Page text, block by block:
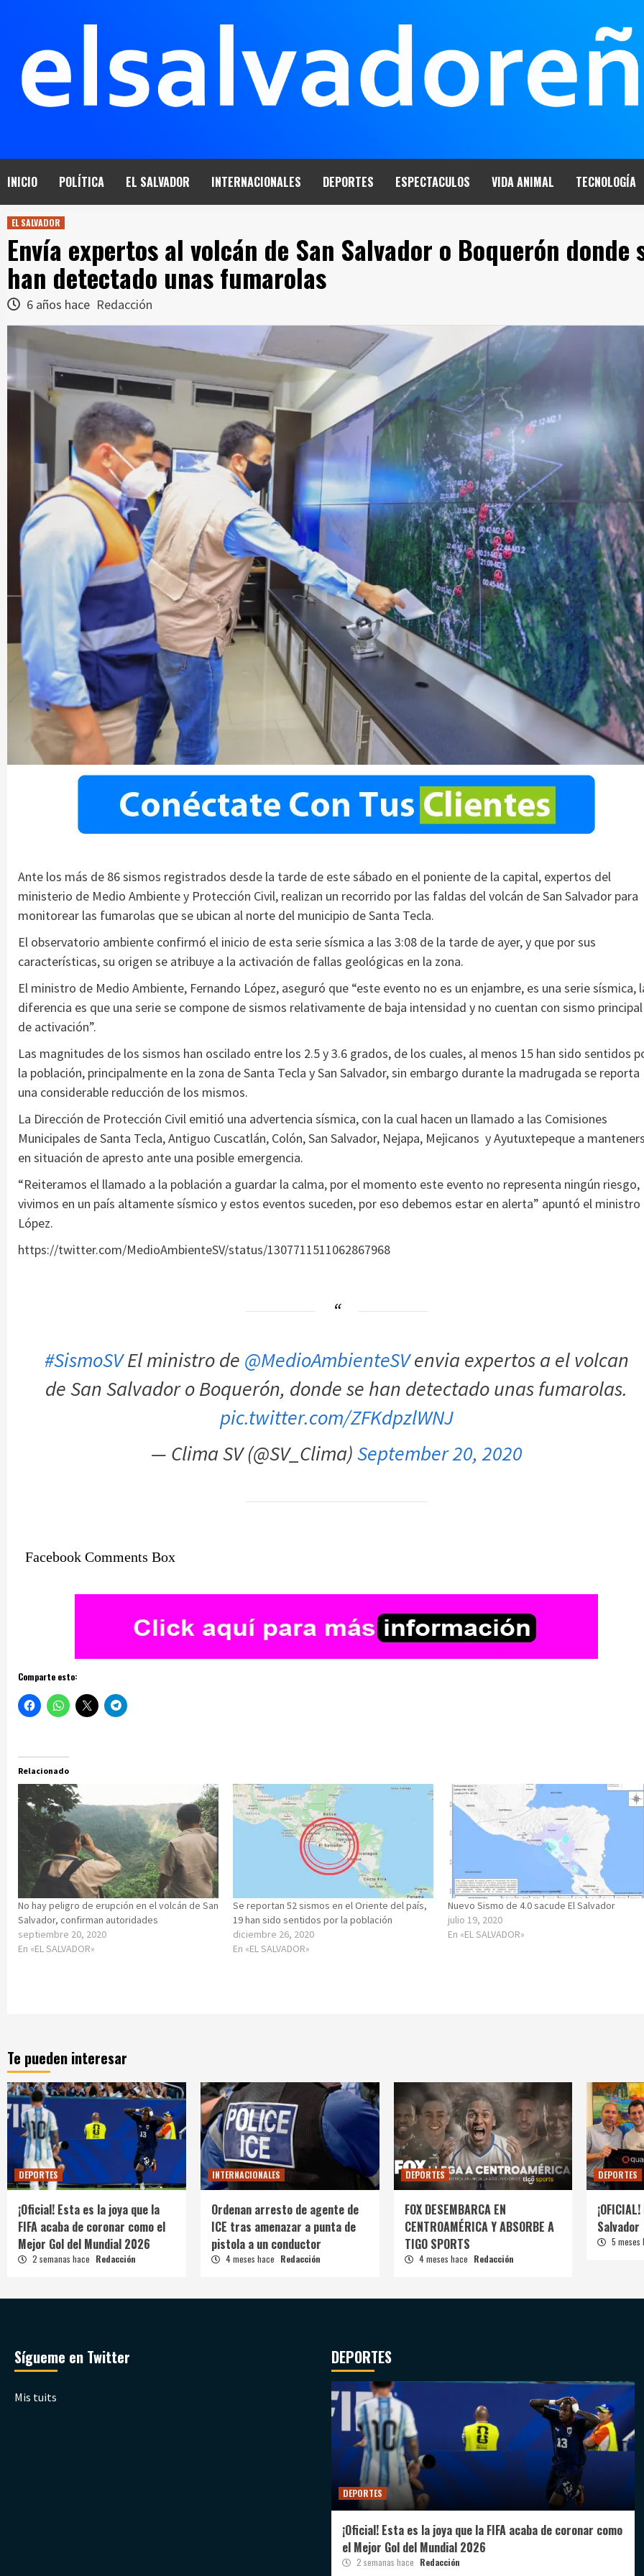
INICIO POLÍTICA EL SALVADOR INTERNACIONALES DEPORTES ESPECTACULOS VIDA ANIMAL TECNOLOGÍA
EL SALVADOR
Envía expertos al volcán de San Salvador o Boquerón donde
han detectado unas fumarolas
6 años hace Redacción
Ante los más de 86 sismos registrados desde la tarde de este sábado en el poniente de la capital, expertos del
ministerio de Medio Ambiente y Protección Civil, realizan un recorrido por las faldas del volcán de San Salvador para
monitorear las fumarolas que se ubican al norte del municipio de Santa Tecla.
El observatorio ambiente confirmó el inicio de esta serie sísmica a las 3:08 de la tarde de ayer, y que por sus
características, su origen se atribuye a la activación de fallas geológicas en la zona.
El ministro de Medio Ambiente, Fernando López, aseguró que “este evento no es un enjambre, es una serie sísmica,
diferencia es que una serie se compone de sismos relativamente de baja intensidad y no cuentan con sismo principal
de activación”.
Las magnitudes de los sismos han oscilado entre los 2.5 y 3.6 grados, de los cuales, al menos 15 han sido sentidos
la población, principalmente en la zona de Santa Tecla y San Salvador, sin embargo durante la madrugada se reporta
una considerable reducción de los mismos.
La Dirección de Protección Civil emitió una advertencia sísmica, con la cual hacen un llamado a las Comisiones
Municipales de Santa Tecla, Antiguo Cuscatlán, Colón, San Salvador, Nejapa, Mejicanos y Ayutuxtepeque a
en situación de apresto ante una posible emergencia.
“Reiteramos el llamado a la población a guardar la calma, por el momento este evento no representa ningún riesgo,
vivimos en un país altamente sísmico y estos eventos suceden, por eso debemos estar en alerta” apuntó el ministro
López.
https://twitter.com/MedioAmbienteSV/status/1307711511062867968
#SismoSVEl ministro de @MedioAmbienteSVenvia expertos a el volcan
de San Salvador o Boquerón, donde se han detectado unas fumarolas.
pic.twitter.com/ZFKdpzlWNJ
— Clima SV (@SV_Clima)September 20, 2020
Facebook Comments Box
Comparte esto:
Relacionado
No hay peligro de erupción en el volcán de San
Salvador, confirman autoridades
septiembre 20, 2020
En «EL SALVADOR»
Se reportan 52 sismos en el Oriente del país,
19 han sido sentidos por la población
diciembre 26, 2020
En «EL SALVADOR»
Nuevo Sismo de 4.0 sacude El Salvador
julio 19, 2020
En «EL SALVADOR»
Te pueden interesar
DEPORTES
¡Oficial! Esta es la joya que la
FIFA acaba de coronar como el
Mejor Gol del Mundial 2026
2 semanas hace Redacción
INTERNACIONALES
Ordenan arresto de agente de
ICE tras amenazar a punta de
pistola a un conductor
4 meses hace Redacción
DEPORTES
FOX DESEMBARCA EN
CENTROAMÉRICA Y ABSORBE A
TIGO SPORTS
4 meses hace Redacción
DEPORTES
Salvador
5 meses
Sígueme en Twitter
Mis tuits
DEPORTES
DEPORTES
¡Oficial! Esta es la joya que la FIFA acaba de coronar como
el Mejor Gol del Mundial 2026
2 semanas hace Redacción